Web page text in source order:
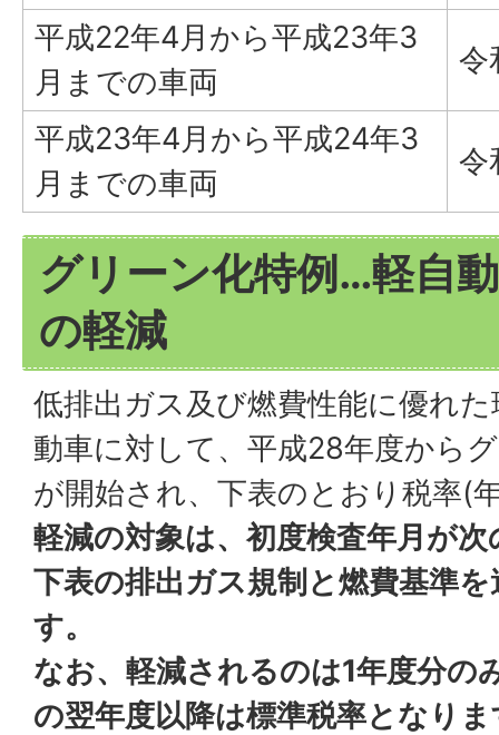
平成22年4月から平成23年3
月までの車両
令
平成23年4月から平成24年3
月までの車両
令
グリーン化特例…軽自
の軽減
低排出ガス及び燃費性能に優れ
動車に対して、平成28年度から
が開始され、下表のとおり税率(
軽減の対象は、初度検査年月が
下表の排出ガス規制と燃費基準
す。
なお、軽減されるのは1年度分の
の翌年度以降は標準税率となり